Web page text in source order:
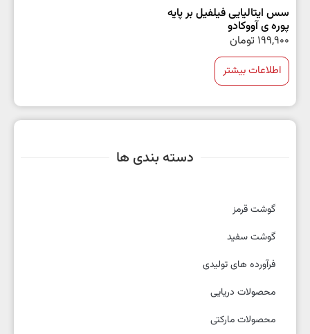
دسته بندی ها
گوشت قرمز
گوشت سفید
فرآورده های تولیدی
محصولات دریایی
محصولات مارکتی
سس ایتالیایی فیلفیل بر پایه
پوره ی آووکادو
199,900 تومان
اطلاعات بیشتر